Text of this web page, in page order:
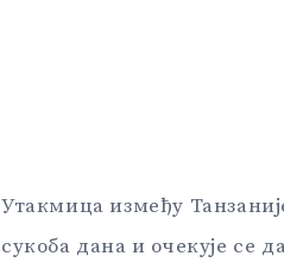
Утакмица између
сукоба дана и очекује се